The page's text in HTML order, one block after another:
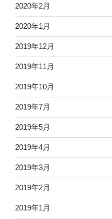
2020年2月
2020年1月
2019年12月
2019年11月
2019年10月
2019年7月
2019年5月
2019年4月
2019年3月
2019年2月
2019年1月